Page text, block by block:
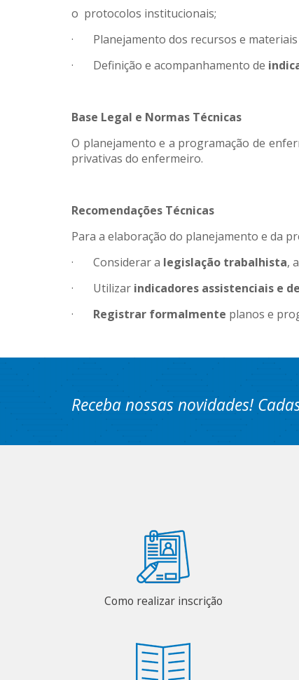
o protocolos institucionais;
· Planejamento dos recursos e materiais
· Definição e acompanhamento de
Base Legal e Normas Técnicas
O planejamento e a programação de
privativas do enfermeiro.
Recomendações Técnicas
Para a elaboração do planejamento e da
· Considerar a legislação trabalhista,
· Utilizar indicadores assistenciais e
· Registrar formalmente planos e
Receba nossas novidades!
Como realizar inscrição